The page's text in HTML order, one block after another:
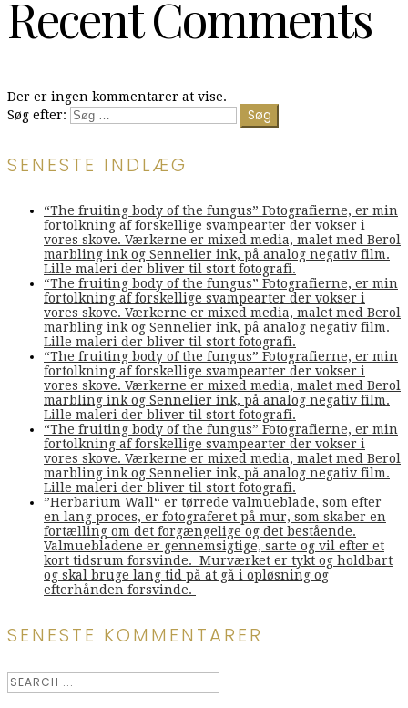
Recent Comments
Der er ingen kommentarer at vise.
Søg efter:
SENESTE INDLÆG
“The fruiting body of the fungus” Fotografierne, er min
fortolkning af forskellige svampearter der vokser i
vores skove. Værkerne er mixed media, malet med Berol
marbling ink og Sennelier ink, på analog negativ film.
Lille maleri der bliver til stort fotografi.
“The fruiting body of the fungus” Fotografierne, er min
fortolkning af forskellige svampearter der vokser i
vores skove. Værkerne er mixed media, malet med Berol
marbling ink og Sennelier ink, på analog negativ film.
Lille maleri der bliver til stort fotografi.
“The fruiting body of the fungus” Fotografierne, er min
fortolkning af forskellige svampearter der vokser i
vores skove. Værkerne er mixed media, malet med Berol
marbling ink og Sennelier ink, på analog negativ film.
Lille maleri der bliver til stort fotografi.
“The fruiting body of the fungus” Fotografierne, er min
fortolkning af forskellige svampearter der vokser i
vores skove. Værkerne er mixed media, malet med Berol
marbling ink og Sennelier ink, på analog negativ film.
Lille maleri der bliver til stort fotografi.
”Herbarium Wall“ er tørrede valmueblade, som efter
en lang proces, er fotograferet på mur, som skaber en
fortælling om det forgængelige og det bestående.
Valmuebladene er gennemsigtige, sarte og vil efter et
kort tidsrum forsvinde. Murværket er tykt og holdbart
og skal bruge lang tid på at gå i opløsning og
efterhånden forsvinde.
SENESTE KOMMENTARER